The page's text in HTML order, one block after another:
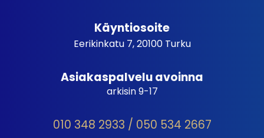
Käyntiosoite
Eerikinkatu 7, 20100 Turku
Asiakaspalvelu avoinna
arkisin 9-17
010 348 2933 / 050 534 2667